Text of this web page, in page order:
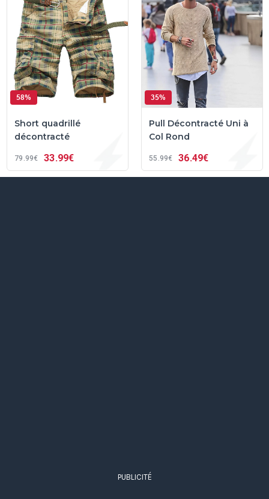
58%
Short quadrillé
décontracté
79 99€ 33 99€
35%
Pull Décontracté Uni à
Col Rond
55 99€ 36 49€
PUBLICITÉ